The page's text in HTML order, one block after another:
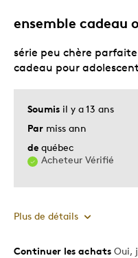
Souvenir
deux
ensemble cadeau
Soumis il y a 13 ans
Par miss ann
de québec
Acheteur Vérifié
série peu chère
cadeau pour adolescent
Plus de détails
Le pour
Continuer les achats Oui,